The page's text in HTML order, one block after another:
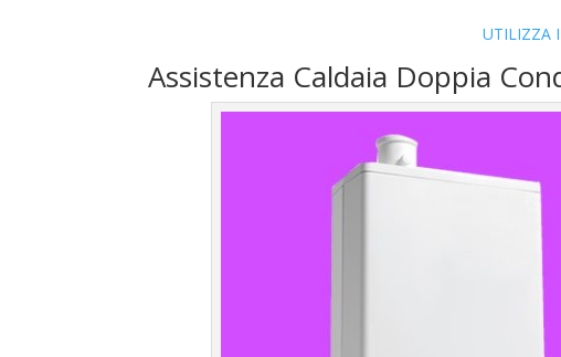
UTILIZZA
Assistenza Caldaia Doppia